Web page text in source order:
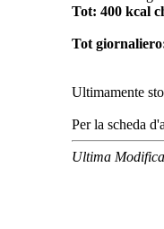
Tot: 400 kcal
Tot
Ultimamente
Per la scheda
Ultima